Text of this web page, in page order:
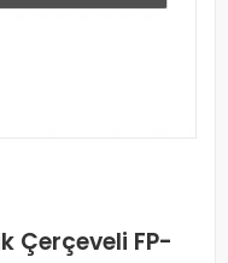
Çerçeveli FP-